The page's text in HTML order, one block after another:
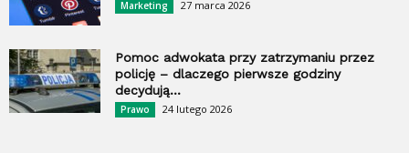
Marketing 27 marca 2026
Pomoc adwokata przy zatrzymaniu przez
policję – dlaczego pierwsze godziny
decydują...
Prawo 24 lutego 2026